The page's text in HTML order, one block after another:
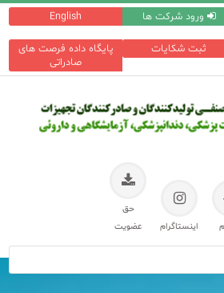
English ورود شرکت ها
پایگاه داده فرصت های
صادراتی
ثبت شکایات
اینستاگرام
حق
عضویت